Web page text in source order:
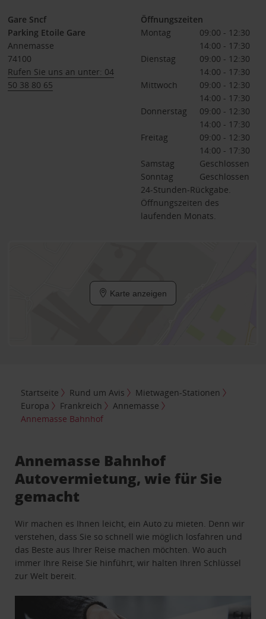
Gare Sncf
Parking Etoile Gare
Annemasse
74100
Rufen Sie uns an unter: 04
50 38 80 65
Öffnungszeiten
Montag
09:00 - 12:30
14:00 - 17:30
Dienstag
09:00 - 12:30
14:00 - 17:30
Mittwoch
09:00 - 12:30
14:00 - 17:30
Donnerstag
09:00 - 12:30
14:00 - 17:30
Freitag
09:00 - 12:30
14:00 - 17:30
Samstag
Geschlossen
Sonntag
Geschlossen
24-Stunden-Rückgabe.
Öffnungszeiten des
laufenden Monats.
Karte anzeigen
Startseite Rund um Avis
Mietwagen-Stationen
Europa
Frankreich
Annemasse
Annemasse Bahnhof
Annemasse Bahnhof
Autovermietung, wie für Sie
gemacht
Wir machen es Ihnen leicht, ein Auto zu mieten. Denn wir
verstehen, dass Sie so schnell wie möglich losfahren und
das Beste aus Ihrer Reise machen möchten. Wo auch
immer Ihre Reise Sie hinführt, wir halten Ihren Schlüssel
zur Welt bereit.